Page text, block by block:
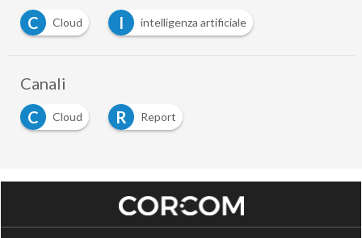
C
Cloud I intelligenza artificiale
Canali
C
Cloud R Report